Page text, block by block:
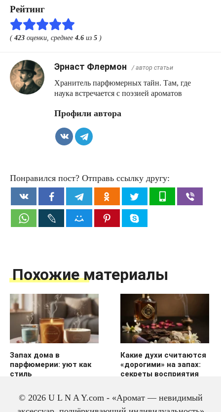
Рейтинг
(423 оценки, среднее 4.6 из 5 )
Эрнаст Флермон / автор статьи
Хранитель парфюмерных тайн. Там, где
наука встречается с поэзией ароматов
Профили автора
Понравился пост? Отправь ссылку другу:
Похожие материалы
Запах дома в
парфюмерии: уют как
стиль
Какие духи считаются
«дорогими» на запах:
секреты восприятия
© 2026 U L N A Y.com - «Аромат — невидимый